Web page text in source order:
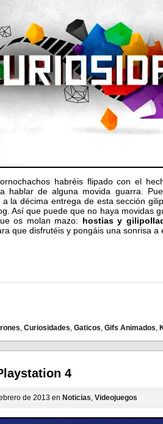
habréis flipado con el
hablar de alguna movida guarra.
a la décima entrega de esta sección
Así que puede que no haya movidas
os molan mazo: hostias y
que disfrutéis y pongáis una sonrisa
, Curiosidades, Gaticos, Gifs Animados,
4
de 2013 en Noticias, Videojuegos